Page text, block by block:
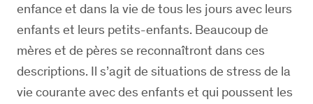
enfance et dans la vie de tous les jours avec leurs
enfants et leurs petits-enfants. Beaucoup de
mères et de pères se reconnaîtront dans ces
descriptions. Il s’agit de situations de stress de la
vie courante avec des enfants et qui poussent les